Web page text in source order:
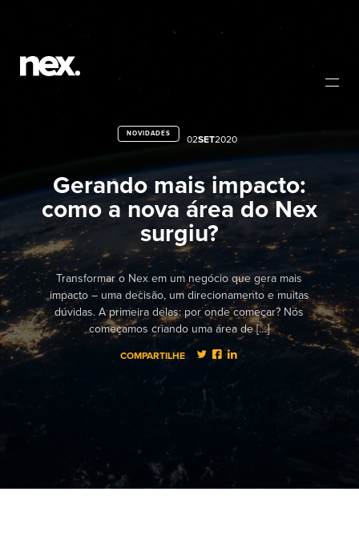
NOVIDADES
02SET2020
Gerando mais impacto:
como a nova área do Nex
surgiu?
Transformar o Nex em um negócio que gera mais
impacto – uma decisão, um direcionamento e muitas
dúvidas. A primeira delas: por onde começar? Nós
começamos criando uma área de […]
COMPARTILHE